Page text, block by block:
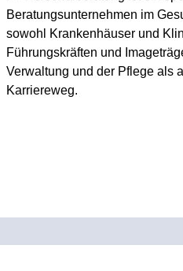
Beratungsunternehmen im
sowohl Krankenhäuser und
Führungskräften und
Verwaltung und der Pflege als
Karriereweg.